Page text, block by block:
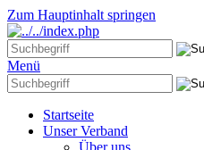
Zum Hauptinhalt springen
Menü
Startseite
Unser Verband
Über uns